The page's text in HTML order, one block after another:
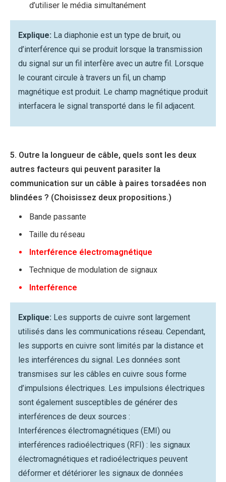
d’utiliser le média simultanément
Explique: La diaphonie est un type de bruit, ou
d’interférence qui se produit lorsque la transmission
du signal sur un fil interfère avec un autre fil. Lorsque
le courant circule à travers un fil, un champ
magnétique est produit. Le champ magnétique produit
interfacera le signal transporté dans le fil adjacent.
5. Outre la longueur de câble, quels sont les deux
autres facteurs qui peuvent parasiter la
communication sur un câble à paires torsadées non
blindées ? (Choisissez deux propositions.)
Bande passante
Taille du réseau
Interférence électromagnétique
Technique de modulation de signaux
Interférence
Explique: Les supports de cuivre sont largement
utilisés dans les communications réseau. Cependant,
les supports en cuivre sont limités par la distance et
les interférences du signal. Les données sont
transmises sur les câbles en cuivre sous forme
d’impulsions électriques. Les impulsions électriques
sont également susceptibles de générer des
interférences de deux sources :
Interférences électromagnétiques (EMI) ou
interférences radioélectriques (RFI) : les signaux
électromagnétiques et radioélectriques peuvent
déformer et détériorer les signaux de données